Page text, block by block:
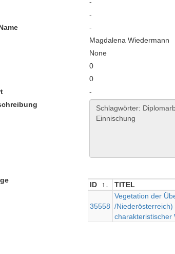
-
-
Magdalena Wiedermann
None
0
0
-
ID TITEL
TITEL
35558
Vegetation der
/
charakteristischer